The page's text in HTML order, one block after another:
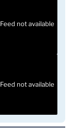
Feed not available
Feed not available